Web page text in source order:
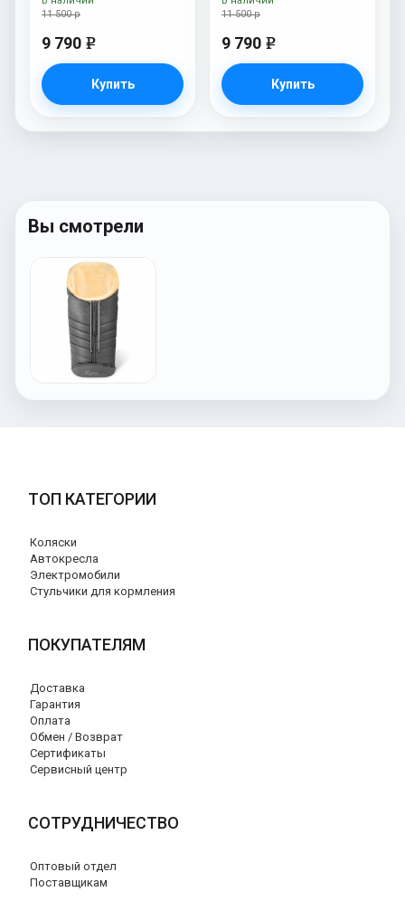
11 500 р
9 790 e
Купить
11 500 р
9 790 e
Купить
Вы смотрели
ТОП КАТЕГОРИИ
Коляски
Автокресла
Электромобили
Стульчики для кормления
ПОКУПАТЕЛЯМ
Доставка
Гарантия
Оплата
Обмен / Возврат
Сертификаты
Сервисный центр
СОТРУДНИЧЕСТВО
Оптовый отдел
Поставщикам